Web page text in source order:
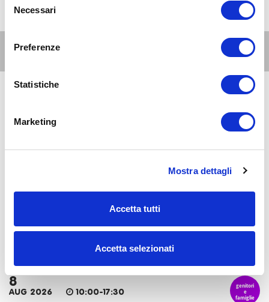
delNecessari
Preferenze
Statistiche
Marketing
Mostra dettagli
Accetta tutti
Accetta selezionati
Altri eventi per questa età
Zona 8 - Porta Volta, Fiera, Gallaratese, Quarto Oggiaro
Culture il Festival
e
famiglie
8
La Conca social bar: aperitivi e cene a misura di
8
AUG 2026 10:00-17:30
genitori
e
famiglie